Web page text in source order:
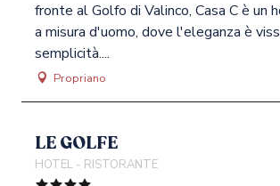
fronte al Golfo di Valinco, Casa C è
a misura d'uomo, dove l'eleganza è
semplicità....
Propriano
LE GOLFE
HOTEL - RISTORANTE